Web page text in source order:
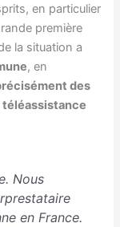
en particulier
première
la situation a
, en
des
téléassistance
Nous
en France.